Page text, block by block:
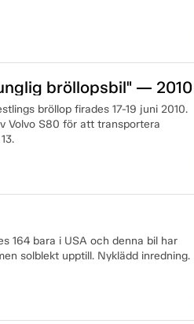
bröllopsbil" — 2010
bröllop firades 17-19 juni 2010.
Volvo S80 för att transportera
164 bara i USA och denna bil har
solblekt upptill. Nyklädd inredning.